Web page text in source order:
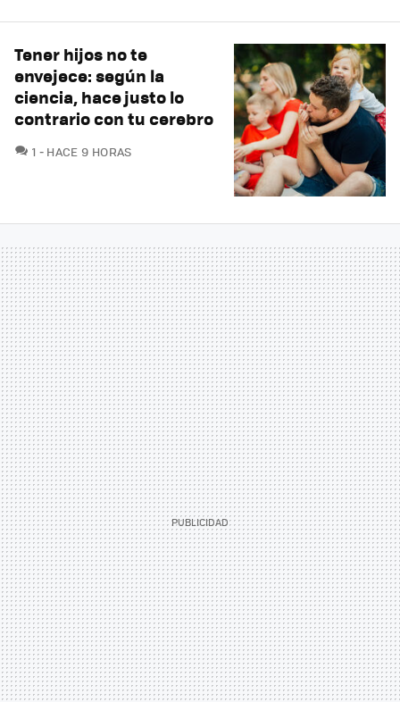
Tener hijos no te
envejece: según la
ciencia, hace justo lo
contrario con tu cerebro
1 COMENTARIOS
HACE 9 HORAS